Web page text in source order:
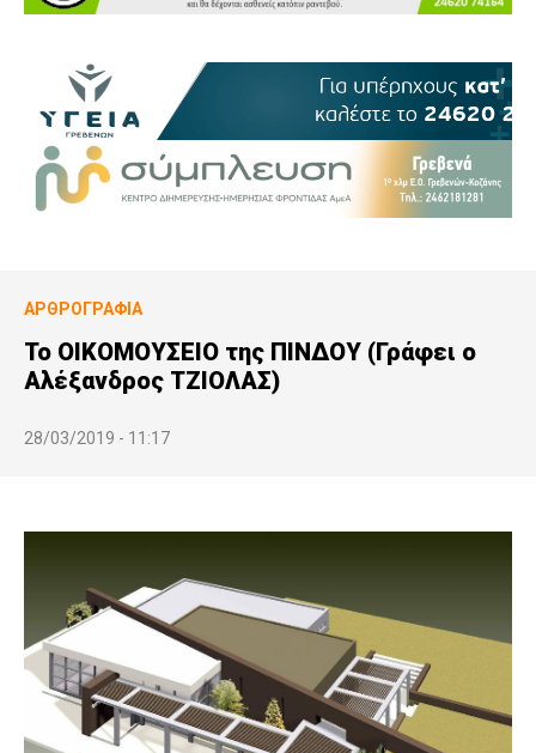
ΑΡΘΡΟΓΡΑΦΊΑ
Το ΟΙΚΟΜΟΥΣΕΙΟ της ΠΙΝΔΟΥ (Γράφει ο
Αλέξανδρος ΤΖΙΟΛΑΣ)
28/03/2019 - 11:17